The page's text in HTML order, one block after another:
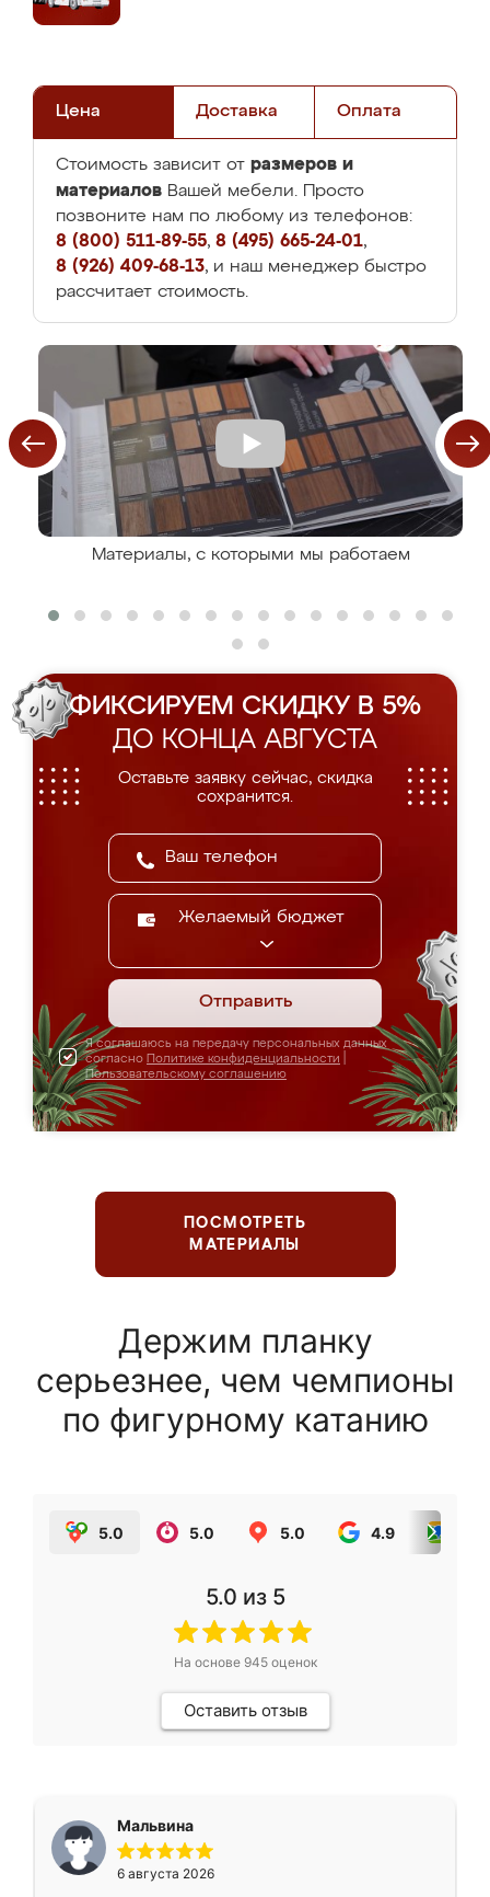
Цена Доставка Оплата
Стоимость зависит от размеров и
материалов Вашей мебели. Просто
позвоните нам по любому из телефонов:
8 (800) 511-89-55, 8 (495) 665-24-01,
8 (926) 409-68-13, и наш менеджер быстро
рассчитает стоимость.
Материалы, с которыми мы работаем
ФИКСИРУЕМ СКИДКУ В 5%
ДО КОНЦА АВГУСТА
Оставьте заявку сейчас, скидка
сохранится.
Желаемый бюджет
Отправить
Я соглашаюсь на передачу персональных данных
согласно Политике конфиденциальности
Пользовательскому соглашению
ПОСМОТРЕТЬ
МАТЕРИАЛЫ
Держим планку
серьезнее, чем чемпионы
по фигурному катанию
5.0 5.0 5.0 4.9
5.0 из 5
На основе 945оценок
Оставить отзыв
Мальвина
6 августа 2026